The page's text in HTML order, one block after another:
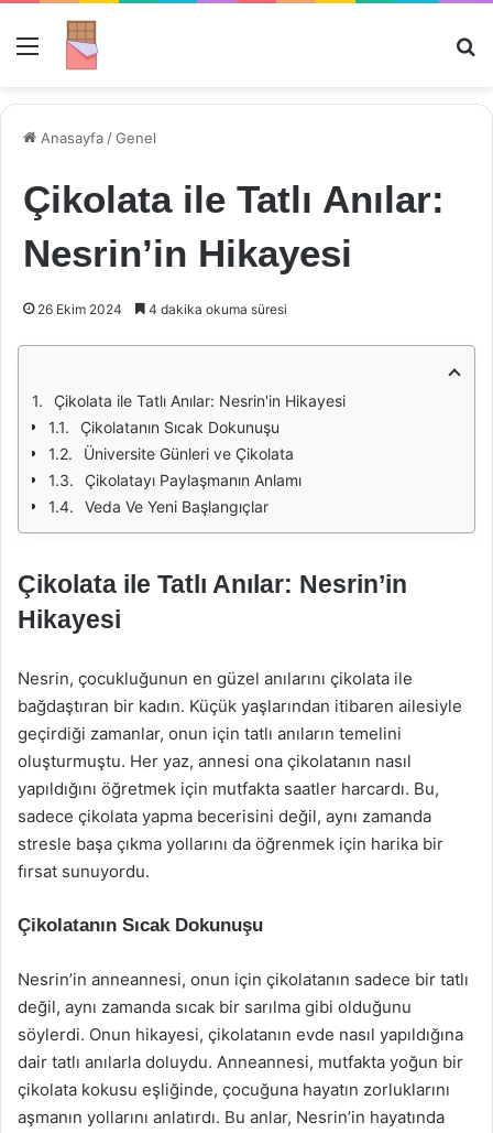
Menü
Anasayfa /Genel
Çikolata ile Tatlı Anılar:
Nesrin’in Hikayesi
26 Ekim 2024 4 dakika okuma süresi
Çikolata ile Tatlı Anılar: Nesrin'in Hikayesi
Çikolatanın Sıcak Dokunuşu
Üniversite Günleri ve Çikolata
Çikolatayı Paylaşmanın Anlamı
Veda Ve Yeni Başlangıçlar
Çikolata ile Tatlı Anılar: Nesrin’in
Hikayesi
Nesrin, çocukluğunun en güzel anılarını çikolata ile
bağdaştıran bir kadın. Küçük yaşlarından itibaren ailesiyle
geçirdiği zamanlar, onun için tatlı anıların temelini
oluşturmuştu. Her yaz, annesi ona çikolatanın nasıl
yapıldığını öğretmek için mutfakta saatler harcardı. Bu,
sadece çikolata yapma becerisini değil, aynı zamanda
stresle başa çıkma yollarını da öğrenmek için harika bir
fırsat sunuyordu.
Çikolatanın Sıcak Dokunuşu
Nesrin’in anneannesi, onun için çikolatanın sadece bir tatlı
değil, aynı zamanda sıcak bir sarılma gibi olduğunu
söylerdi. Onun hikayesi, çikolatanın evde nasıl yapıldığına
dair tatlı anılarla doluydu. Anneannesi, mutfakta yoğun bir
çikolata kokusu eşliğinde, çocuğuna hayatın zorluklarını
aşmanın yollarını anlatırdı. Bu anlar, Nesrin’in hayatında